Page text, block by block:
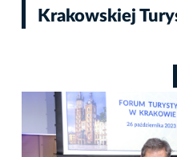
Krakowskiej